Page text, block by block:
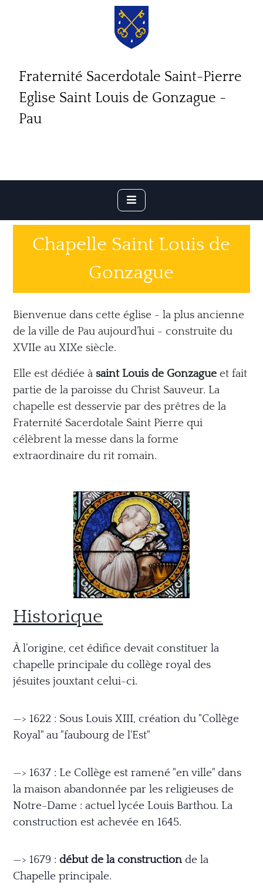
Fraternité Sacerdotale Saint-Pierre
Eglise Saint Louis de Gonzague -
Pau
Chapelle Saint Louis de
Gonzague
Bienvenue dans cette église - la plus ancienne
de la ville de Pau aujourd’hui - construite du
XVIIe au XIXe siècle.
Elle est dédiée à saint Louis de Gonzague et fait
partie de la paroisse du Christ Sauveur. La
chapelle est desservie par des prêtres de la
Fraternité Sacerdotale Saint Pierre qui
célèbrent la messe dans la forme
extraordinaire du rit romain.
Historique
À l’origine, cet édifice devait constituer la
chapelle principale du collège royal des
jésuites jouxtant celui-ci.
—> 1622 : Sous Louis XIII, création du "Collège
Royal" au "faubourg de l'Est"
—> 1637 : Le Collège est ramené "en ville" dans
la maison abandonnée par les religieuses de
Notre-Dame : actuel lycée Louis Barthou. La
construction est achevée en 1645.
—> 1679 : début de la construction de la
Chapelle principale.